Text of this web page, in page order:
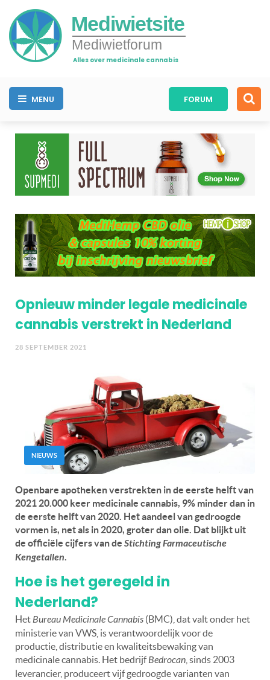
Mediwietsite
Mediwietforum
Alles over medicinale cannabis
MENU FORUM
Opnieuw minder legale medicinale
cannabis verstrekt in Nederland
28 SEPTEMBER 2021
NIEUWS
Openbare apotheken verstrekten in de eerste helft van
2021 20.000 keer medicinale cannabis, 9% minder dan in
de eerste helft van 2020. Het aandeel van gedroogde
vormen is, net als in 2020, groter dan olie. Dat blijkt uit
de officiële cijfers van de Stichting Farmaceutische
Kengetallen.
Hoe is het geregeld in
Nederland?
HetBureau Medicinale Cannabis (BMC), dat valt onder het
ministerie van VWS, is verantwoordelijk voor de
productie, distributie en kwaliteitsbewaking van
medicinale cannabis. Het bedrijfBedrocan , sinds 2003
leverancier, produceert vijf gedroogde varianten van